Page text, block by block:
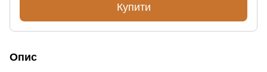
Купити
Опис